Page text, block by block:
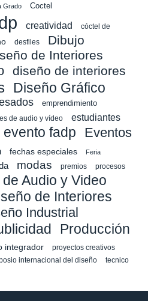
Grado Coctel
creatividad
cóctel de
desfiles
Dibujo
de Interiores
diseño de interiores
Diseño Gráfico
emprendimiento
de audio y vídeo
estudiantes
evento fadp
Eventos
fechas especiales Feria
modas premios procesos
Audio y Video
de Interiores
Industrial
Producción
integrador proyectos creativos
internacional del diseño
tecnico